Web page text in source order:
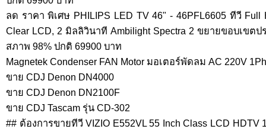
ลด ราคา พิเศษ PHILIPS LED TV 46" - 46PFL6605 ทีวี Full
Clear LCD, 2 มิลลิวินาที Ambilight Spectra 2 ขยายขอบเขต
สภาพ 98% ปกติ 69900 บาท
Magnetek Condenser FAN Motor มอเตอร์พัดลม AC 220V
ขาย CDJ Denon DN4000
ขาย CDJ Denon DN2100F
ขาย CDJ Tascam รุ่น CD-302
## ต้องการขายทีวี VIZIO E552VL 55 Inch Class LCD HDTV